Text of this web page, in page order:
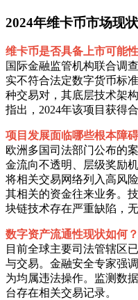
2024年维卡币市场现
维卡币是否具备上市可能
国际金融监管机构联合调
实不符合法定数字货币标
种交易对，其底层技术架
指出，2024年该项目获得
项目发展面临哪些根本障
欧洲多国司法部门公布的
金流向不透明、层级奖励
将相关交易网络列入高风
其相关的资金往来业务。
块链技术存在严重缺陷，
数字资产流通性现状如何？
目前全球主要司法管辖区
与交易。金融安全专家强
为均属违法操作。监测数
台存在相关交易记录。